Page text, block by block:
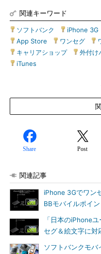
関連キーワード
ソフトバンク iPhone 3G
App Store
ワンセグ
キャリアショップ| 外付け
iTunes
Share Post
関連記事
iPhone 3Gでワン
BBモバイルポイ
「日本のiPhone
セグ＆絵文字に対
ソフトバンクモ